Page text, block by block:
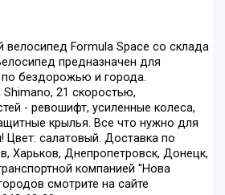
велосипед Formula Space со склада
предназначен для
по бездорожью и города.
21 скоростью,
- ревошифт, усиленные колеса,
крылья. Все что нужно для
Цвет: салатовый. Доставка по
Харьков, Днепропетровск, Донецк,
компанией "Нова
смотрите на сайте